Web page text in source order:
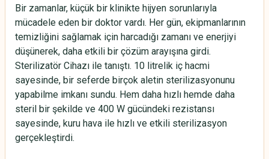
Bir zamanlar, küçük bir klinikte hijyen sorunlarıyla
mücadele eden bir doktor vardı. Her gün, ekipmanlarının
temizliğini sağlamak için harcadığı zamanı ve enerjiyi
düşünerek, daha etkili bir çözüm arayışına girdi.
Sterilizatör Cihazı ile tanıştı. 10 litrelik iç hacmi
sayesinde, bir seferde birçok aletin sterilizasyonunu
yapabilme imkanı sundu. Hem daha hızlı hemde daha
steril bir şekilde ve 400 W gücündeki rezistansı
sayesinde, kuru hava ile hızlı ve etkili sterilizasyon
gerçekleştirdi.